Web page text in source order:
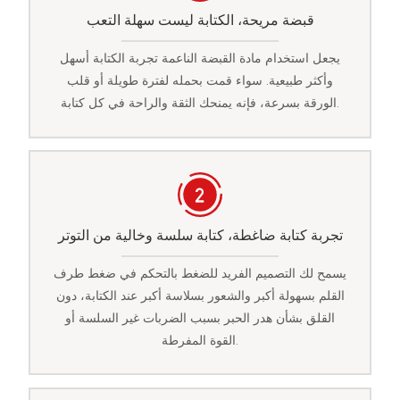
قبضة مريحة، الكتابة ليست سهلة التعب
يجعل استخدام مادة القبضة الناعمة تجربة الكتابة أسهل
وأكثر طبيعية. سواء قمت بحمله لفترة طويلة أو قلب
الورقة بسرعة، فإنه يمنحك الثقة والراحة في كل كتابة.
تجربة كتابة ضاغطة، كتابة سلسة وخالية من التوتر
يسمح لك التصميم الفريد للضغط بالتحكم في ضغط طرف
القلم بسهولة أكبر والشعور بسلاسة أكبر عند الكتابة، دون
القلق بشأن هدر الحبر بسبب الضربات غير السلسة أو
القوة المفرطة.